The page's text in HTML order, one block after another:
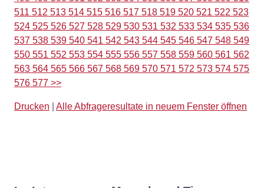
511 512 513 514 515 516 517 518 519 520 521 522 523
524 525 526 527 528 529 530 531 532 533 534 535 536
537 538 539 540 541 542 543 544 545 546 547 548 549
550 551 552 553 554 555 556 557 558 559 560 561 562
563 564 565 566 567 568 569 570 571 572 573 574 575
576 577 >>
Drucken Alle Abfrageresultate in neuem Fenster öffnen